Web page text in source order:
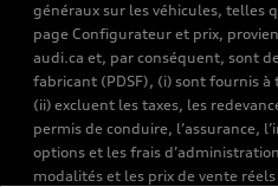
généraux sur les véhicules, telles
page Configurateur et prix,
audi.ca et, par conséquent, sont
fabricant (PDSF), (i) sont fournis
(ii) excluent les taxes, les
permis de conduire, l’assurance,
options et les frais
modalités et les prix de vente